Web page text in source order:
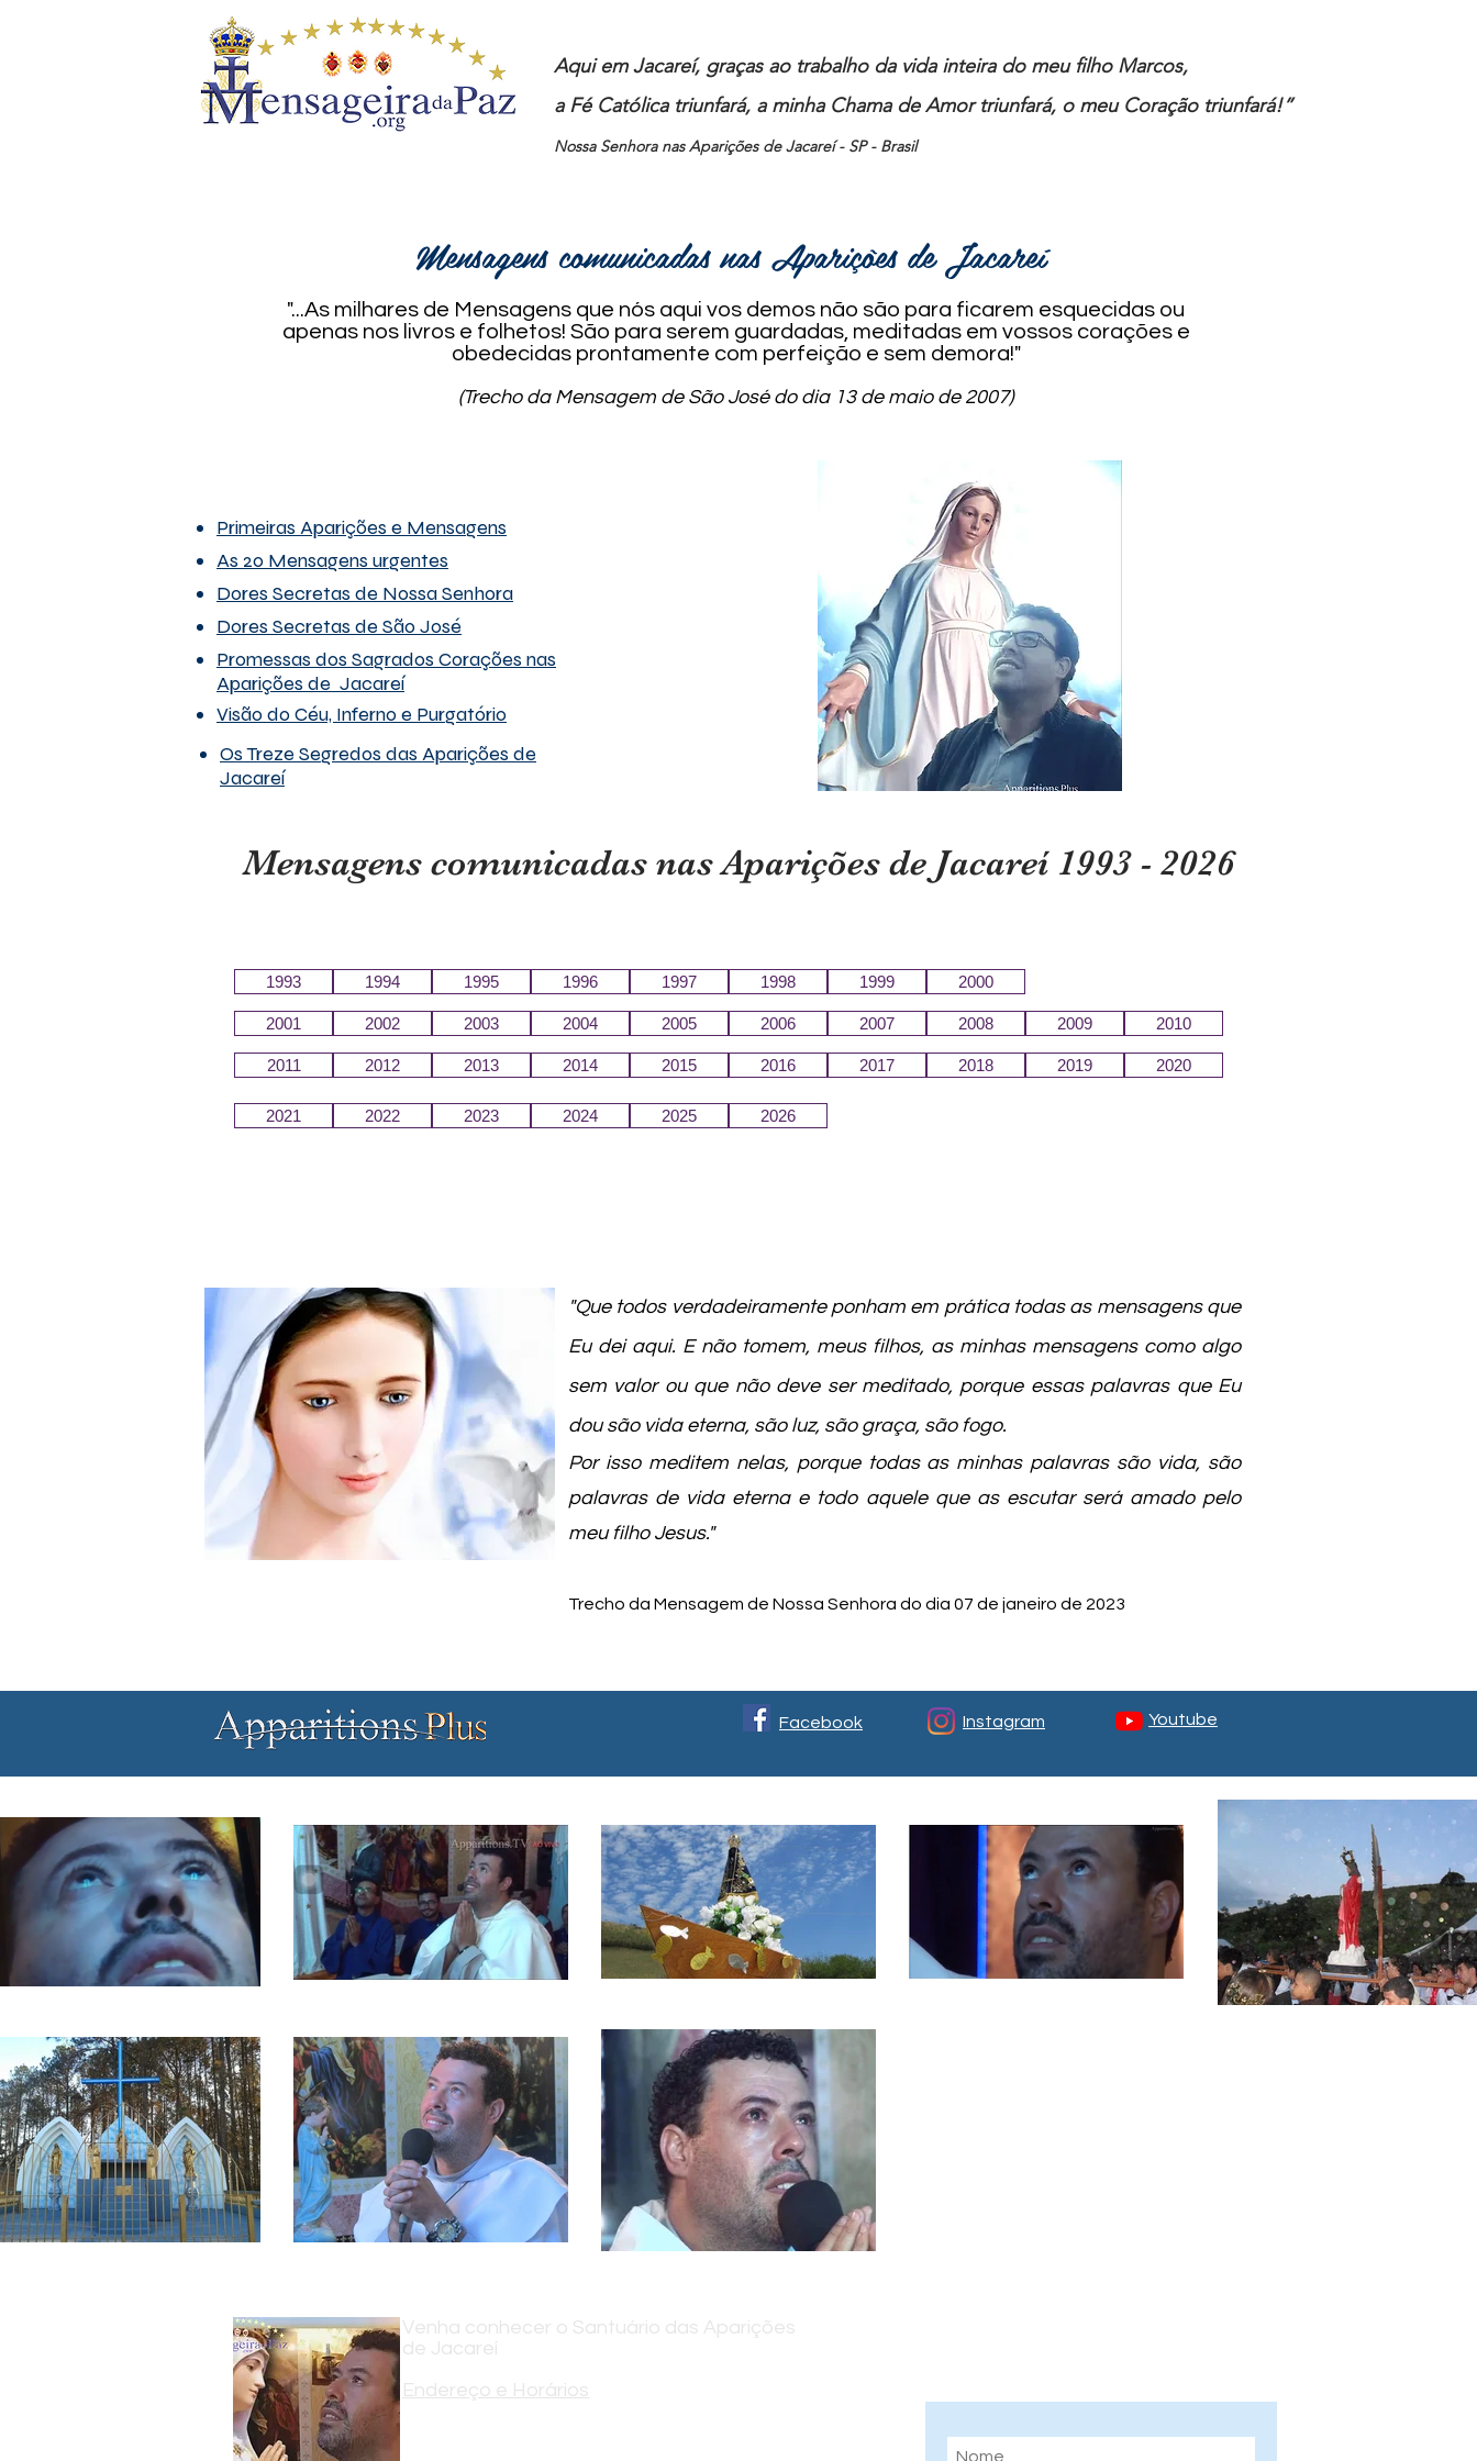
Aqui em Jacareí, graças ao trabalho da vida inteira do meu filho Marcos,
a Fé Católica triunfará, a minha Chama de Amor triunfará, o meu Coração triunfará!”
Nossa Senhora nas Aparições de Jacareí - SP - Brasil
Mensagens comunicadas nas Aparições de Jacareí
"...As milhares de Mensagens que nós aqui vos demos não são para ficarem esquecidas ou
apenas nos livros e folhetos! São para serem guardadas, meditadas em vossos corações e
obedecidas prontamente com perfeição e sem demora!"
(Trecho da Mensagem de São José do dia 13 de maio de 2007)
Primeiras Aparições e Mensagens
As 20 Mensagens urgentes
Dores Secretas de Nossa Senhora
Dores Secretas de São José
Promessas dos Sagrados Corações nas
Aparições de Jacareí
Visão do Céu, Inferno e Purgatório
Os Treze Segredos das Aparições de
Jacareí
Mensagens comunicadas nas Aparições de Jacareí 1993 - 2026
1993 1994 1995 1996 1997 1998 1999 2000
2001 2002 2003 2004 2005 2006 2007 2008 2009 2010
2011 2012 2013 2014 2015 2016 2017 2018 2019 2020
2021 2022 2023 2024 2025 2026
"Que todos verdadeiramente ponham em prática todas as mensagens que
Eu dei aqui. E não tomem, meus filhos, as minhas mensagens como algo
sem valor ou que não deve ser meditado, porque essas palavras que Eu
dou são vida eterna, são luz, são graça, são fogo.
Por isso meditem nelas, porque todas as minhas palavras são vida, são
palavras de vida eterna e todo aquele que as escutar será amado pelo
meu filho Jesus."
Trecho da Mensagem de Nossa Senhora do dia 07 de janeiro de 2023
Facebook Instagram Youtube
Venha conhecer o Santuário das Aparições
de Jacareí
Endereço e Horários